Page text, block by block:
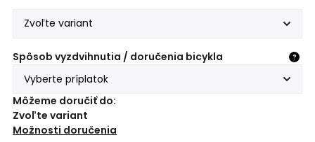
Spôsob vyzdvihnutia / doručenia bicykla ?
Môžeme doručiť do:
Zvoľte variant
Možnosti doručenia